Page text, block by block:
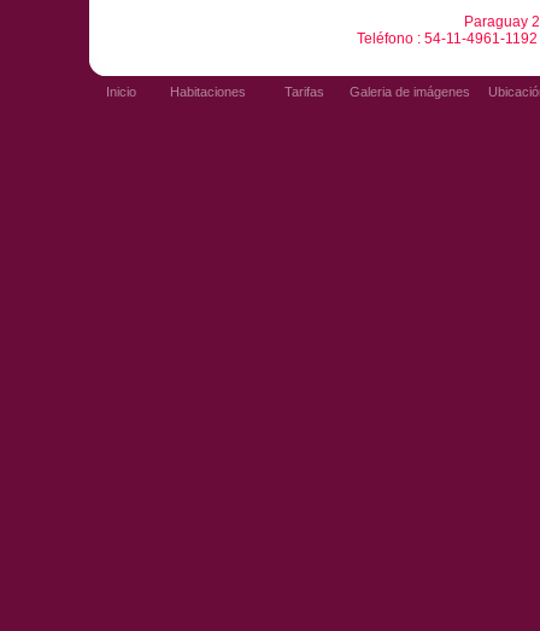
Paraguay
Teléfono : 54-11-4961-
Inicio Habitaciones Tarifas Galeria de imágenes